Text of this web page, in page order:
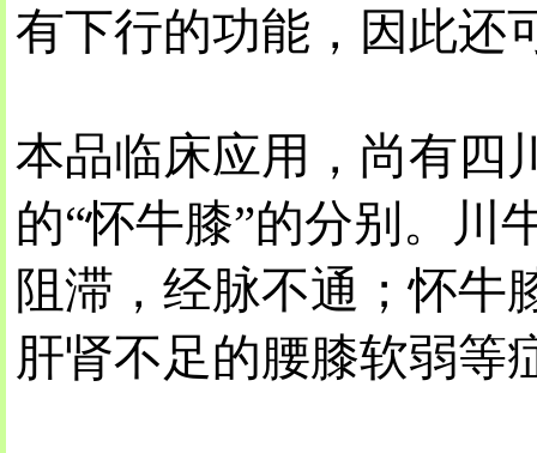
有下行的功能，因此还
本品临床应用，尚有四
的“怀牛膝”的分别。川
阻滞，经脉不通；怀牛
肝肾不足的腰膝软弱等